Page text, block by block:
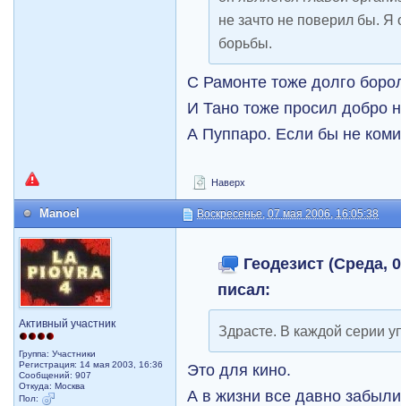
не зачто не поверил бы. Я
борьбы.
С Рамонте тоже долго
И Тано тоже просил добро
А Пуппаро. Если бы не
Наверх
Manoel Воскресенье, 07 мая 2006, 16:05:38
Активный участник
Группа: Участники
Регистрация: 14 мая 2003, 16:36
Сообщений: 907
Откуда: Москва
Пол:
Геодезист (Среда,
писал:
Здрасте. В каждой серии
Это для кино.
А в жизни все давно